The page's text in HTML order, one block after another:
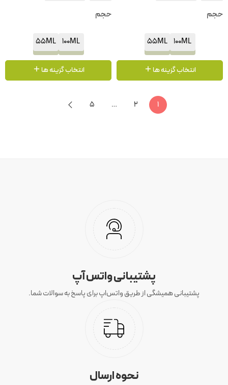
حجم
100ML
55ML
انتخاب گزینه ها
حجم
100ML
55ML
انتخاب گزینه ها
1
2
…
5
پشتیبانی واتس آپ
پشتیبانی همیشگی از طریق واتس‌اپ برای پاسخ به سوالات شما.
نحوه ارسال